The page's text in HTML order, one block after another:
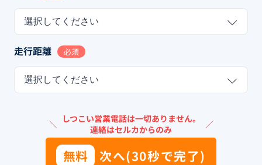
選択してください
走行距離 必須
選択してください
＼ しつこい営業電話は一切ありません。
連絡はセルカからのみ
／
無料 次へ(30秒で完了)